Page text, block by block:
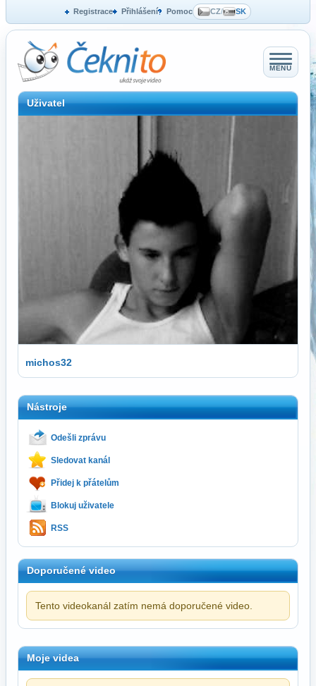
Registrace Přihlášení Pomoc CZ/ SK
MENU
Uživatel
michos32
Nástroje
Odešli zprávu
Sledovat kanál
Přidej k přátelům
Blokuj uživatele
RSS
Doporučené video
Tento videokanál zatím nemá doporučené video.
Moje videa